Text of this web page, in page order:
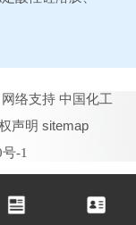
网络支持 中国化工
声明 sitemap
-1